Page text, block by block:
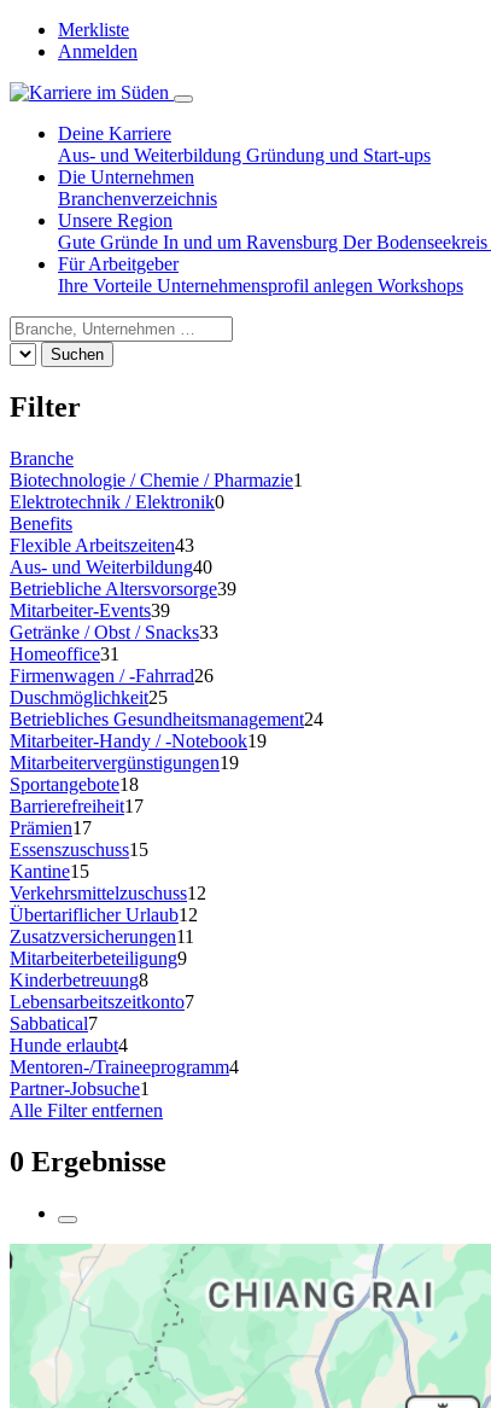
Merkliste
Anmelden
Deine Karriere
Aus- und Weiterbildung Gründung und Start-ups
Die Unternehmen
Branchenverzeichnis
Unsere Region
Gute Gründe In und um Ravensburg Der Bodenseekreis
Für Arbeitgeber
Ihre Vorteile Unternehmensprofil anlegen Workshops
Suchen
Filter
Branche
Biotechnologie / Chemie / Pharmazie1
Elektrotechnik / Elektronik0
Benefits
Flexible Arbeitszeiten43
Aus- und Weiterbildung40
Betriebliche Altersvorsorge39
Mitarbeiter-Events39
Getränke / Obst / Snacks33
Homeoffice31
Firmenwagen / -Fahrrad26
Duschmöglichkeit25
Betriebliches Gesundheitsmanagement24
Mitarbeiter-Handy / -Notebook19
Mitarbeitervergünstigungen19
Sportangebote18
Barrierefreiheit17
Prämien17
Essenszuschuss15
Kantine15
Verkehrsmittelzuschuss12
Übertariflicher Urlaub12
Zusatzversicherungen11
Mitarbeiterbeteiligung9
Kinderbetreuung8
Lebensarbeitszeitkonto7
Sabbatical7
Hunde erlaubt4
Mentoren-/Traineeprogramm4
Partner-Jobsuche1
Alle Filter entfernen
0 Ergebnisse